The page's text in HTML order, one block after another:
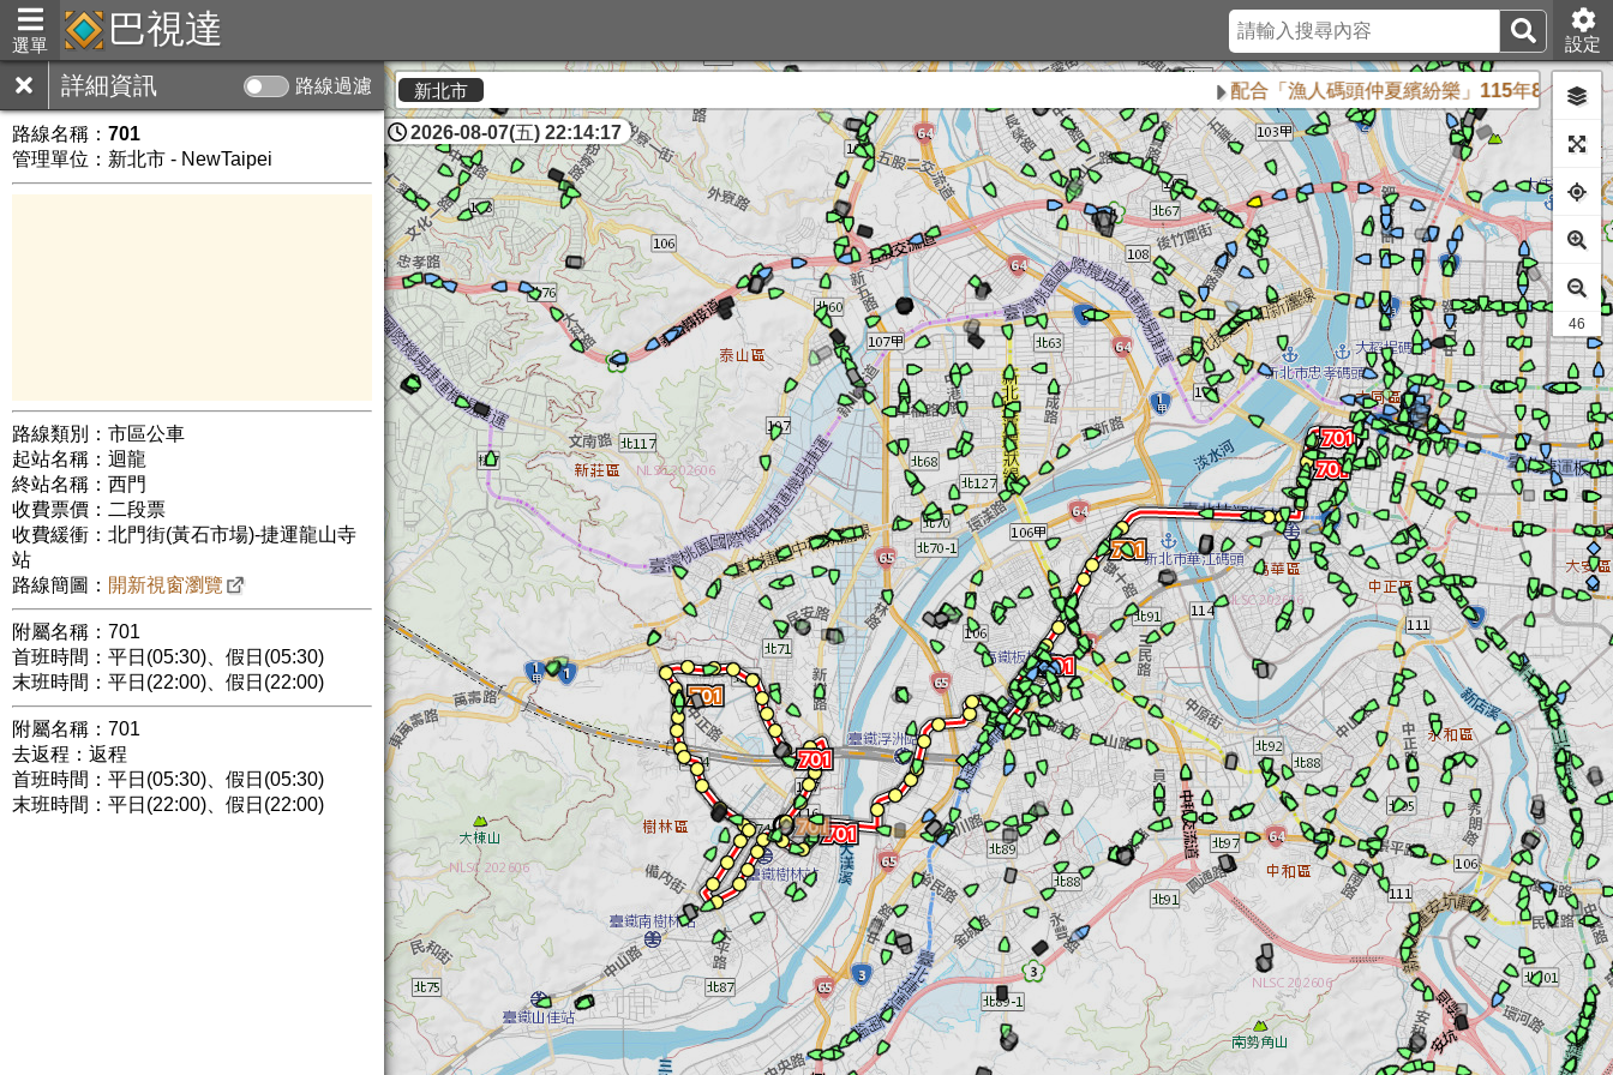
選單 巴視達 設定
詳細資訊 路線過濾
路線名稱： 701
管理單位：新北市 - NewTaipei
路線類別：市區公車
起站名稱：迴龍
終站名稱：西門
收費票價：二段票
收費緩衝：北門街(黃石市場)-捷運龍山寺
站
路線簡圖： 開新視窗瀏覽
附屬名稱：701
首班時間：平日(05:30)、假日(05:30)
末班時間：平日(22:00)、假日(22:00)
附屬名稱：701
去返程：返程
首班時間：平日(05:30)、假日(05:30)
末班時間：平日(22:00)、假日(22:00)
新北市 配合「漁人碼頭仲夏繽紛樂」115年8月16日、8月
2026-08-07(五) 22:14:18
44